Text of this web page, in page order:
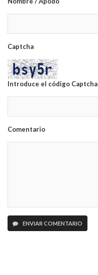
Captcha
Introduce el código Captcha
Comentario
ENVIAR COMENTARIO